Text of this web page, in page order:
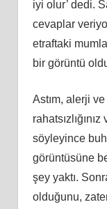
iyi olur’ dedi.
cevaplar
etraftaki
bir görüntü
Astım, alerji
söyleyince
görüntüsüne
şey yaktı.
olduğunu,